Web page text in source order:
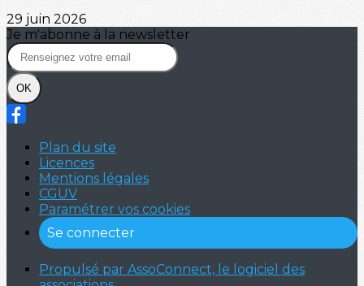
29 juin 2026
Je m'abonne à la newsletter
OK
Plan du site
Licences
Mentions légales
CGUV
Paramétrer vos cookies
Se connecter
Propulsé par AssoConnect, le logiciel des